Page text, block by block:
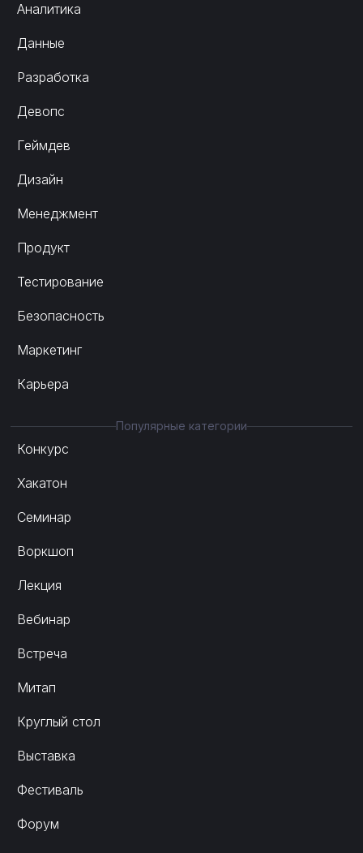
Аналитика
Данные
Разработка
Девопс
Геймдев
Дизайн
Менеджмент
Продукт
Тестирование
Безопасность
Маркетинг
Карьера
Популярные категории
Конкурс
Хакатон
Семинар
Воркшоп
Лекция
Вебинар
Встреча
Митап
Круглый стол
Выставка
Фестиваль
Форум